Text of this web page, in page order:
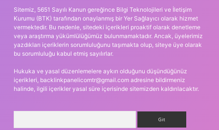
Sitemiz, 5651 Sayılı Kanun gereğince Bilgi Teknolojileri ve İletişim
Kurumu (BTK) tarafından onaylanmış bir Yer Sağlayıcı olarak hizmet
vermektedir. Bu nedenle, sitedeki içerikleri proaktif olarak denetleme
veya araştırma yükümlülüğümüz bulunmamaktadır. Ancak, üyelerimiz
yazdıkları içeriklerin sorumluluğunu taşımakta olup, siteye üye olarak
bu sorumluluğu kabul etmiş sayılırlar.
Hukuka ve yasal düzenlemelere aykırı olduğunu düşündüğünüz
içerikleri, backlinkpanelicomtr@gmail.com adresine bildirmeniz
halinde, ilgili içerikler yasal süre içerisinde sitemizden kaldırılacaktır.